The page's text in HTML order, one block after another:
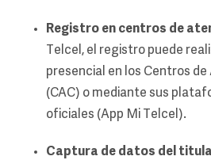
Registro en centros de
Telcel, el registro puede
presencial en los Centros
(CAC) o mediante sus
oficiales (App Mi Telcel).
Captura de datos del